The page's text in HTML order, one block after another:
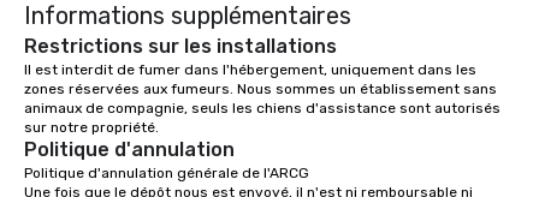
snack options to make your day with
your team enjoyable and successful.
We have a large dining hall that can
serve 450 guests at a time. But, if you
would like a more intimate upscale
option, our full catering team can work
with you to create the meal of your
dreams! If you would like to use a
Informations supplémentaires
Restrictions sur les installations
Il est interdit de fumer dans l'hébergement, uniquement dans les
zones réservées aux fumeurs. Nous sommes un établissement sans
animaux de compagnie, seuls les chiens d'assistance sont autorisés
sur notre propriété.
Politique d'annulation
Politique d'annulation générale de l'ARCG
Une fois que le dépôt nous est envoyé, il n'est ni remboursable ni